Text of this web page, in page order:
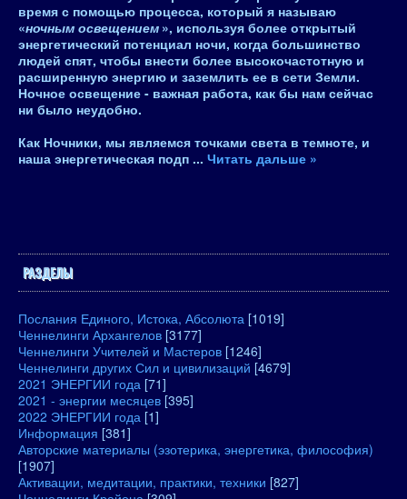
время с помощью процесса, который я называю
«ночным освещением », используя более открытый
энергетический потенциал ночи, когда большинство
людей спят, чтобы внести более высокочастотную и
расширенную энергию и заземлить ее в сети Земли.
Ночное освещение - важная работа, как бы нам сейчас
ни было неудобно.
Как Ночники, мы являемся точками света в темноте, и
наша энергетическая подп ... Читать дальше »
РАЗДЕЛЫ
Послания Единого, Истока, Абсолюта [1019]
Ченнелинги Архангелов [3177]
Ченнелинги Учителей и Мастеров [1246]
Ченнелинги других Сил и цивилизаций [4679]
2021 ЭНЕРГИИ года [71]
2021 - энергии месяцев [395]
2022 ЭНЕРГИИ года [1]
Информация [381]
Авторские материалы (эзотерика, энергетика, философия)
[1907]
Активации, медитации, практики, техники [827]